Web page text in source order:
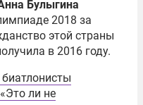
Булыгина
2018 за
этой страны
в 2016 году.
ли не